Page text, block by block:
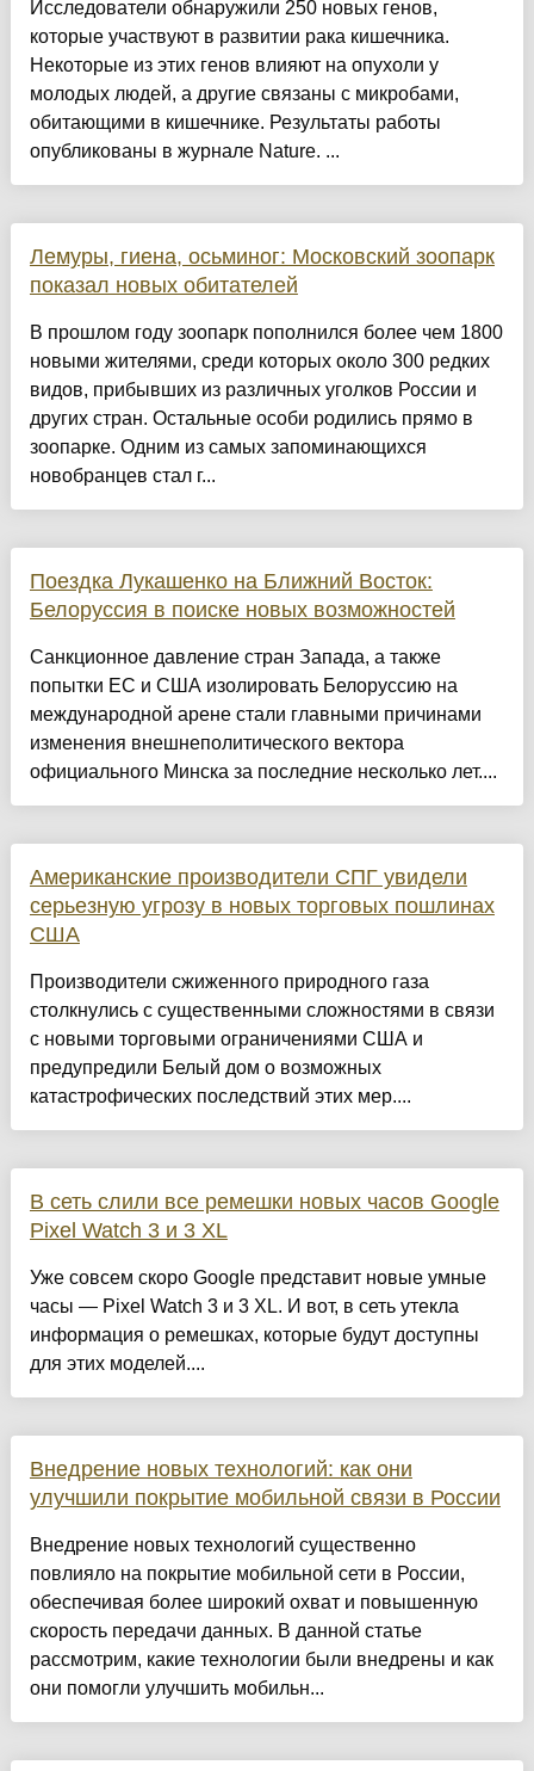
Исследователи обнаружили 250 новых генов,
которые участвуют в развитии рака кишечника.
Некоторые из этих генов влияют на опухоли у
молодых людей, а другие связаны с микробами,
обитающими в кишечнике. Результаты работы
опубликованы в журнале Nature. ...
Лемуры, гиена, осьминог: Московский зоопарк
показал новых обитателей
В прошлом году зоопарк пополнился более чем 1800
новыми жителями, среди которых около 300 редких
видов, прибывших из различных уголков России и
других стран. Остальные особи родились прямо в
зоопарке. Одним из самых запоминающихся
новобранцев стал г...
Поездка Лукашенко на Ближний Восток:
Белоруссия в поиске новых возможностей
Санкционное давление стран Запада, а также
попытки ЕС и США изолировать Белоруссию на
международной арене стали главными причинами
изменения внешнеполитического вектора
официального Минска за последние несколько лет....
Американские производители СПГ увидели
серьезную угрозу в новых торговых пошлинах
США
Производители сжиженного природного газа
столкнулись с существенными сложностями в связи
с новыми торговыми ограничениями США и
предупредили Белый дом о возможных
катастрофических последствий этих мер....
В сеть слили все ремешки новых часов Google
Pixel Watch 3 и 3 XL
Уже совсем скоро Google представит новые умные
часы — Pixel Watch 3 и 3 XL. И вот, в сеть утекла
информация о ремешках, которые будут доступны
для этих моделей....
Внедрение новых технологий: как они
улучшили покрытие мобильной связи в России
Внедрение новых технологий существенно
повлияло на покрытие мобильной сети в России,
обеспечивая более широкий охват и повышенную
скорость передачи данных. В данной статье
рассмотрим, какие технологии были внедрены и как
они помогли улучшить мобильн...